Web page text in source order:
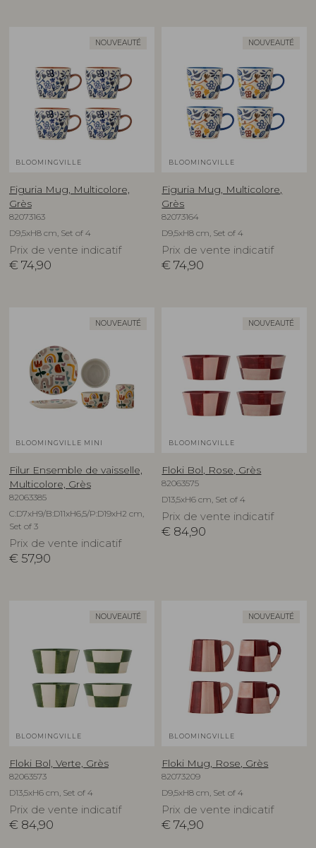
NOUVEAUTÉ
BLOOMINGVILLE
Figuria Mug, Multicolore,
Grès
82073163
D9,5xH8 cm, Set of 4
Prix de vente indicatif
€ 74,90
NOUVEAUTÉ
BLOOMINGVILLE
Figuria Mug, Multicolore,
Grès
82073164
D9,5xH8 cm, Set of 4
Prix de vente indicatif
€ 74,90
NOUVEAUTÉ
BLOOMINGVILLE MINI
Filur Ensemble de vaisselle,
Multicolore, Grès
82063385
C:D7xH9/B:D11xH6,5/P:D19xH2 cm,
Set of 3
Prix de vente indicatif
€ 57,90
NOUVEAUTÉ
BLOOMINGVILLE
Floki Bol, Rose, Grès
82063575
D13,5xH6 cm, Set of 4
Prix de vente indicatif
€ 84,90
NOUVEAUTÉ
BLOOMINGVILLE
Floki Bol, Verte, Grès
82063573
D13,5xH6 cm, Set of 4
Prix de vente indicatif
€ 84,90
NOUVEAUTÉ
BLOOMINGVILLE
Floki Mug, Rose, Grès
82073209
D9,5xH8 cm, Set of 4
Prix de vente indicatif
€ 74,90